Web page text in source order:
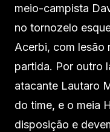
meio-campista
no tornozelo
Acerbi, com lesão
partida. Por outro
atacante Lautaro
do time, e o meia
disposição e